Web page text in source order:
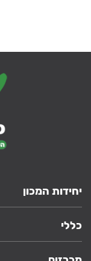
יחידות המכון
כללי